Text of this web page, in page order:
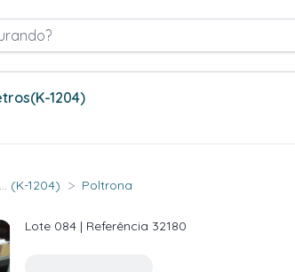
(K-1204)
(K-1204) > Poltrona
Lote 084| Referência 32180